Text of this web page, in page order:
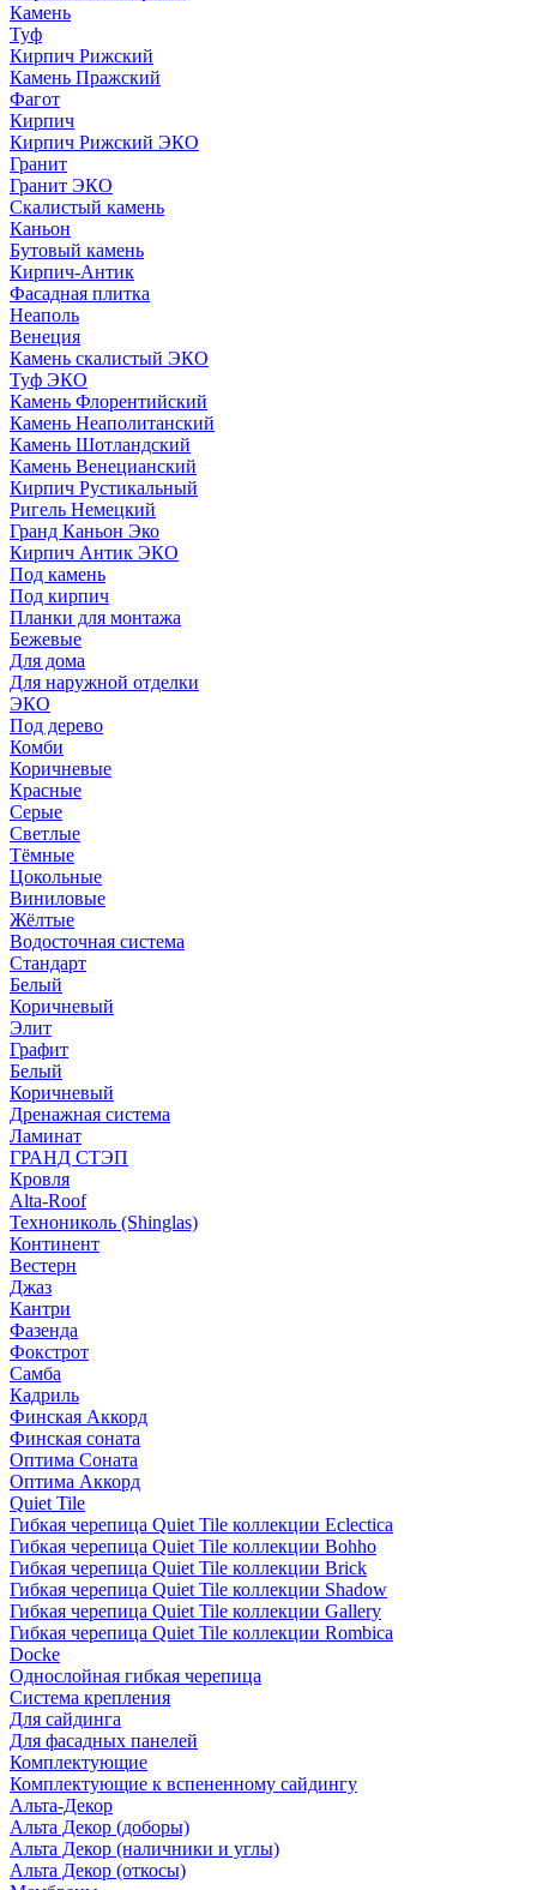
Камень
Туф
Кирпич Рижский
Камень Пражский
Фагот
Кирпич
Кирпич Рижский ЭКО
Гранит
Гранит ЭКО
Скалистый камень
Каньон
Бутовый камень
Кирпич-Антик
Фасадная плитка
Неаполь
Венеция
Камень скалистый ЭКО
Туф ЭКО
Камень Флорентийский
Камень Неаполитанский
Камень Шотландский
Камень Венецианский
Кирпич Рустикальный
Ригель Немецкий
Гранд Каньон Эко
Кирпич Антик ЭКО
Под камень
Под кирпич
Планки для монтажа
Бежевые
Для дома
Для наружной отделки
ЭКO
Под дерево
Комби
Коричневые
Красные
Серые
Светлые
Тёмные
Цокольные
Виниловые
Жёлтые
Водосточная система
Стандарт
Белый
Коричневый
Элит
Графит
Белый
Коричневый
Дренажная система
Ламинат
ГРАНД СТЭП
Кровля
Alta-Roof
Технониколь (Shinglas)
Континент
Вестерн
Джаз
Кантри
Фазенда
Фокстрот
Самба
Кадриль
Финская Аккорд
Финская соната
Оптима Соната
Оптима Аккорд
Quiet Tile
Гибкая черепица Quiet Tile коллекции Eclectica
Гибкая черепица Quiet Tile коллекции Bohho
Гибкая черепица Quiet Tile коллекции Brick
Гибкая черепица Quiet Tile коллекции Shadow
Гибкая черепица Quiet Tile коллекции Gallery
Гибкая черепица Quiet Tile коллекции Rombica
Docke
Однослойная гибкая черепица
Система крепления
Для сайдинга
Для фасадных панелей
Комплектующие
Комплектующие к вспененному сайдингу
Альта-Декор
Альта Декор (доборы)
Альта Декор (наличники и углы)
Альта Декор (откосы)